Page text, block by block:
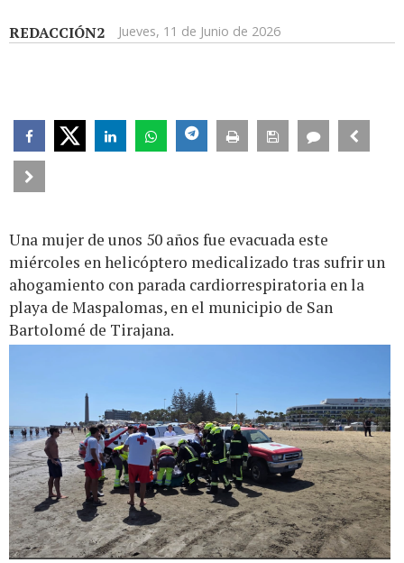
REDACCIÓN2 Jueves, 11 de Junio de 2026
Una mujer de unos 50 años fue evacuada este
miércoles en helicóptero medicalizado tras sufrir un
ahogamiento con parada cardiorrespiratoria en la
playa de Maspalomas, en el municipio de San
Bartolomé de Tirajana.